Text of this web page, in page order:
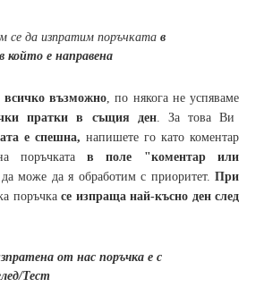
се да изпратим поръчката в
който е направена
възможно , по някога не успяваме
пратки в същия ден. За това Ви
е спешна, напишете го като коментар
поръчкатав поле "коментар или
може да я обработим с приоритет. При
поръчка се изпраща най-късно ден след
от нас поръчка е с
Тест